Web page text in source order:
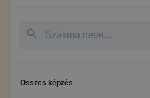
Összes képzés